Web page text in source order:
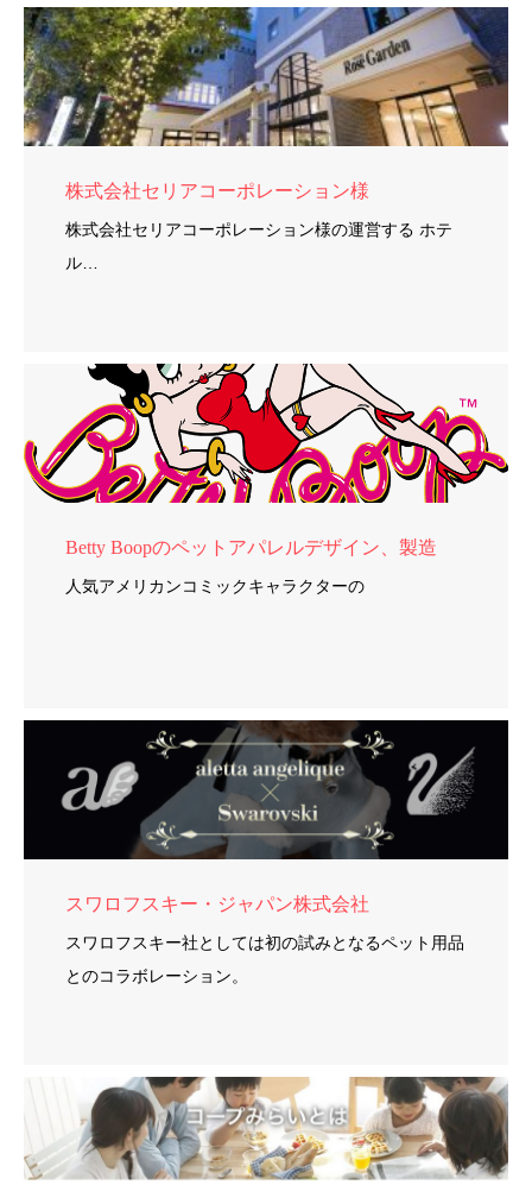
株式会社セリアコーポレーション様
株式会社セリアコーポレーション様の運営する ホテ
ル…
Betty Boopのペットアパレルデザイン、製造
人気アメリカンコミックキャラクターの
スワロフスキー・ジャパン株式会社
スワロフスキー社としては初の試みとなるペット用品
とのコラボレーション。